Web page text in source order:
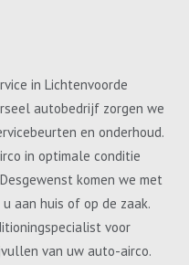
in Lichtenvoorde
autobedrijf zorgen we
en onderhoud.
in optimale conditie
komen we met
aan huis of op de zaak.
voor
van uw auto-airco.